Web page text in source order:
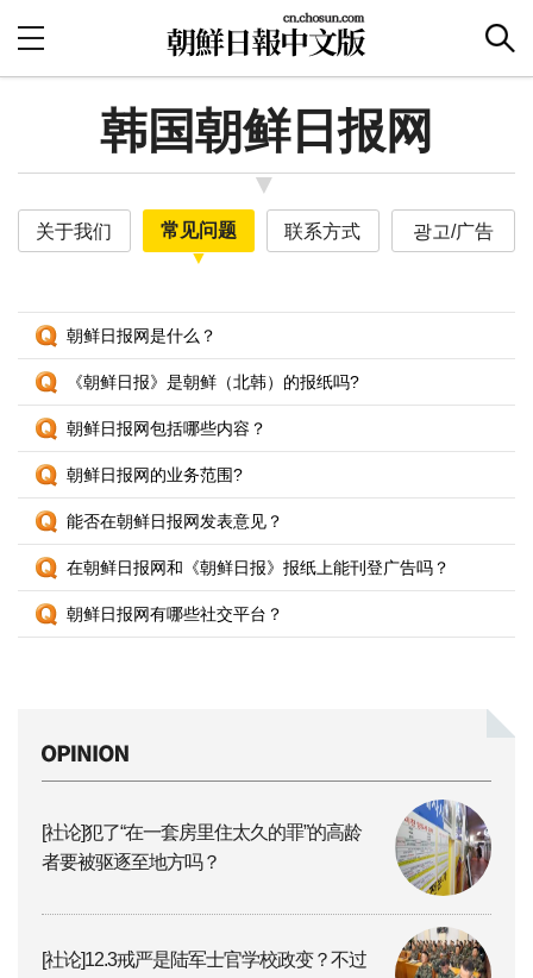
韩国朝鲜日报网
关于我们 常见问题 联系方式 광고/广告
朝鲜日报网是什么？
《朝鲜日报》是朝鲜（北韩）的报纸吗?
朝鲜日报网包括哪些内容？
朝鲜日报网的业务范围?
能否在朝鲜日报网发表意见？
在朝鲜日报网和《朝鲜日报》报纸上能刊登广告吗？
朝鲜日报网有哪些社交平台？
[社论]犯了“在一套房里住太久的罪”的高龄
者要被驱逐至地方吗？
[社论]12.3戒严是陆军士官学校政变？不过